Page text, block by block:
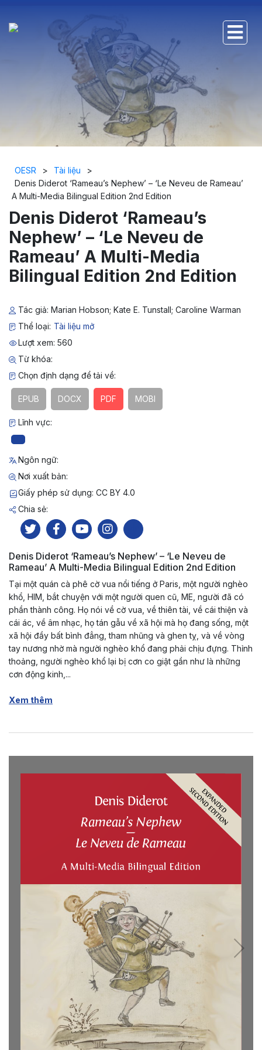
OESR > Tài liệu
>
Denis Diderot ‘Rameau’s Nephew’ – ‘Le Neveu de Rameau’
A Multi-Media Bilingual Edition 2nd Edition
Denis Diderot ‘Rameau’s
Nephew’ – ‘Le Neveu de
Rameau’ A Multi-Media
Bilingual Edition 2nd Edition
Tác giả: Marian Hobson; Kate E. Tunstall; Caroline Warman
Thể loại: Tài liệu mở
Lượt xem: 560
Từ khóa:
Chọn định dạng để tải về:
EPUB DOCX PDF MOBI
Lĩnh vực:
Ngôn ngữ:
Nơi xuất bản:
Giấy phép sử dụng: CC BY 4.0
Chia sẻ:
Denis Diderot ‘Rameau’s Nephew’ – ‘Le Neveu de
Rameau’ A Multi-Media Bilingual Edition 2nd Edition
Tại một quán cà phê cờ vua nổi tiếng ở Paris, một người nghèo
khổ, HIM, bắt chuyện với một người quen cũ, ME, người đã có
phần thành công. Họ nói về cờ vua, về thiên tài, về cái thiện và
cái ác, về âm nhạc, họ tán gẫu về xã hội mà họ đang sống, một
xã hội đầy bất bình đẳng, tham nhũng và ghen tỵ, và về vòng
tay nương nhờ mà người nghèo khổ đang phải chịu đựng. Thỉnh
thoảng, người nghèo khổ lại bị cơn co giật gần như là những
cơn động kinh,...
Xem thêm